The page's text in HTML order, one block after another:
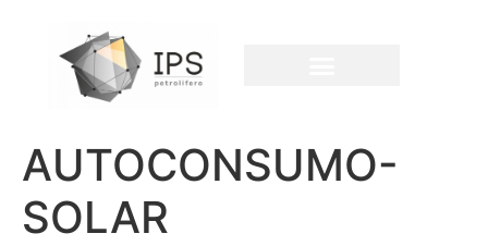
AUTOCONSUMO-
SOLAR